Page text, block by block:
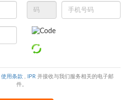
使用条款 IPR 并接收与我们服务相关的电子邮
件。